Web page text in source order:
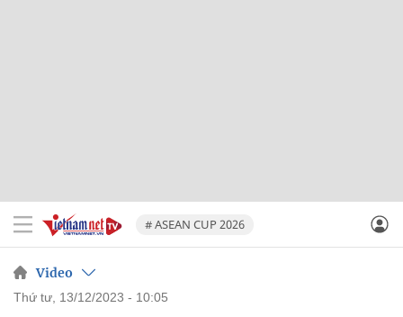
# ASEAN CUP 2026
Video
thứ tư, 13/12/2023 - 10:05